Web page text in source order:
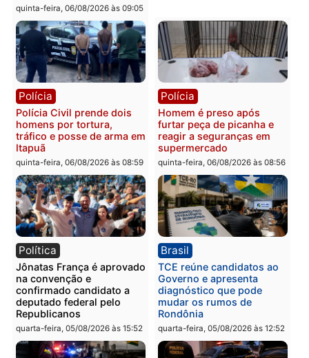
Polícia
Três suspeitos ligados a
facção criminosa são
presos por receptação e
adulteração de veículos
em Porto Velho
quinta-feira, 06/08/2026 às 09:05
Polícia
Homem é preso com
drogas durante ação da
PM no Castanheira
quinta-feira, 06/08/2026 às
Polícia
Polícia Civil prende dois
homens por tortura,
tráfico e posse de arma em
Itapuã
quinta-feira, 06/08/2026 às 08:59
Polícia
Homem é preso após
furtar peça de picanha e
reagir a seguranças em
supermercado
quinta-feira, 06/08/2026 às